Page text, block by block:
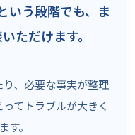
いう段階でも、ま
ただけます。
、必要な事実が整理
てトラブルが大きく
す。